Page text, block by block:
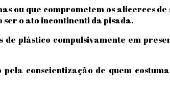
ou que comprometem os alicerces de
ser o ato incontinenti da pisada.
plástico compulsivamente em
pela conscientização de quem